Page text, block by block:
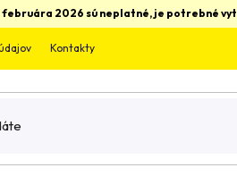
2026 sú neplatné, je potrebné
Kontakty